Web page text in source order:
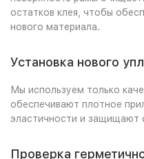
остатков клея, чтобы
нового материала.
Установка нового
Мы используем только
обеспечивают плотное
эластичности и защищают
Проверка